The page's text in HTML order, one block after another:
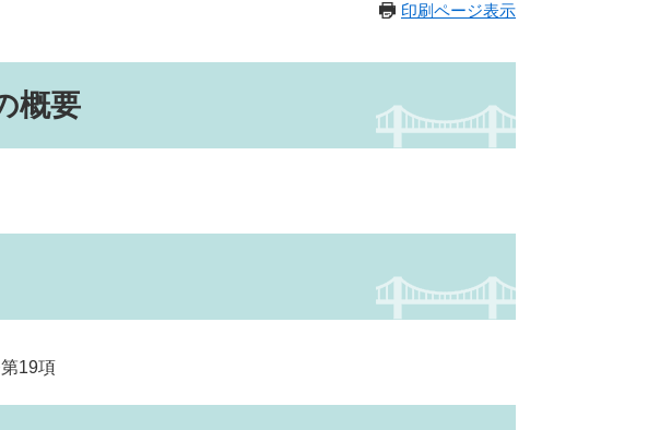
印刷ページ表示
概要
19項